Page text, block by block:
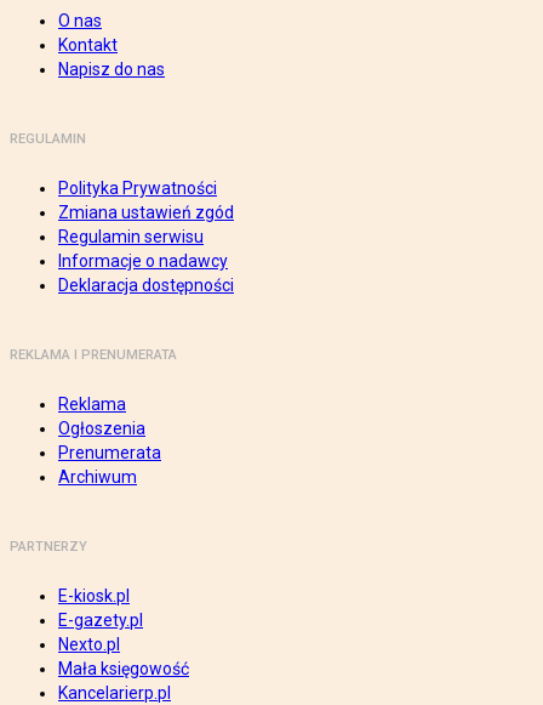
O nas
Kontakt
Napisz do nas
REGULAMIN
Polityka Prywatności
Zmiana ustawień zgód
Regulamin serwisu
Informacje o nadawcy
Deklaracja dostępności
REKLAMA I PRENUMERATA
Reklama
Ogłoszenia
Prenumerata
Archiwum
PARTNERZY
E-kiosk.pl
E-gazety.pl
Nexto.pl
Mała księgowość
Kancelarierp.pl